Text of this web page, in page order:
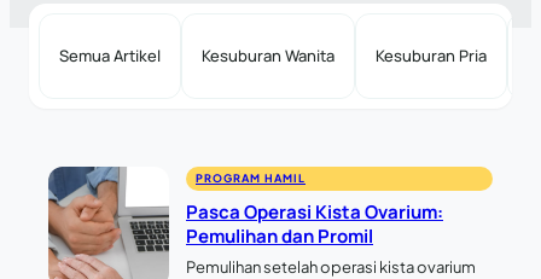
Semua Artikel Kesuburan Wanita Kesuburan Pria
PROGRAM HAMIL
Pasca Operasi Kista Ovarium:
Pemulihan dan Promil
Pemulihan setelah operasi kista ovarium